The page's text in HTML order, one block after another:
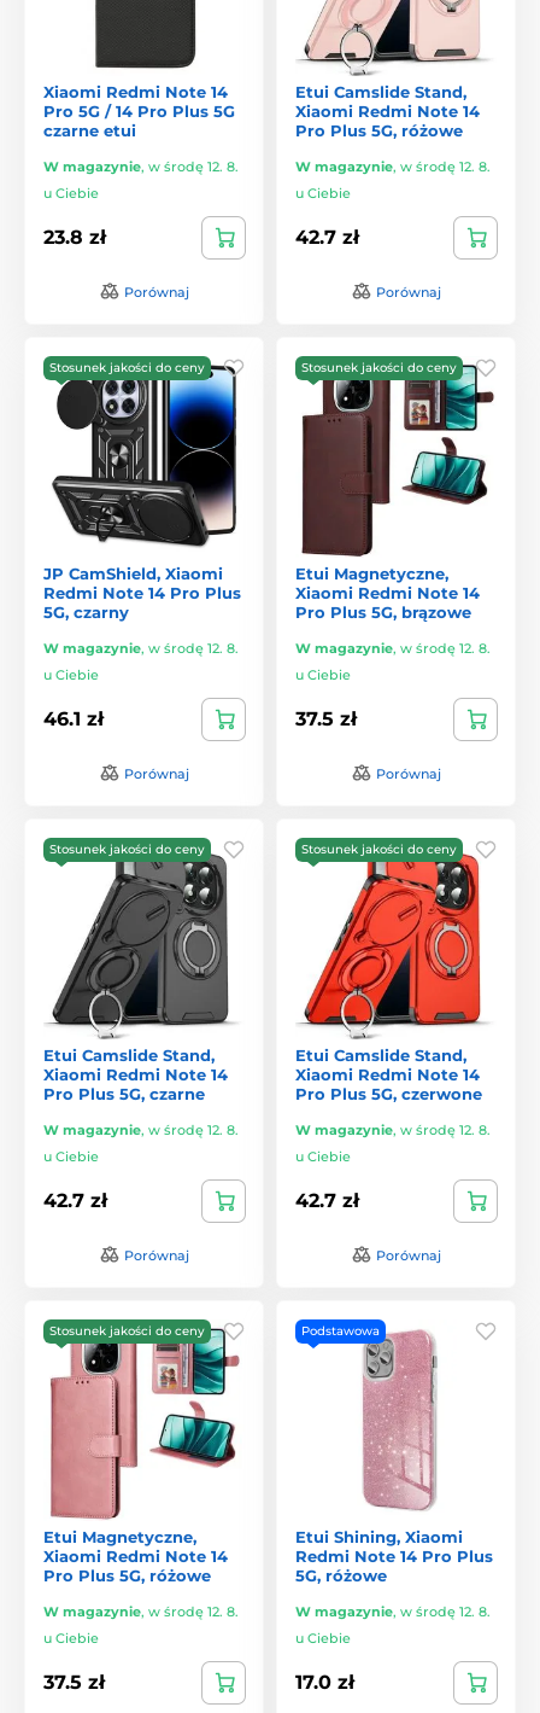
Xiaomi Redmi Note 14
Pro 5G / 14 Pro Plus 5G
czarne etui
W magazynie, w środę 12. 8.
u Ciebie
23.8 zł
Porównaj
Etui Camslide Stand,
Xiaomi Redmi Note 14
Pro Plus 5G, różowe
W magazynie, w środę 12. 8.
u Ciebie
42.7 zł
Porównaj
Stosunek jakości do ceny
JP CamShield, Xiaomi
Redmi Note 14 Pro Plus
5G, czarny
W magazynie, w środę 12. 8.
u Ciebie
46.1 zł
Porównaj
Stosunek jakości do ceny
Etui Magnetyczne,
Xiaomi Redmi Note 14
Pro Plus 5G, brązowe
W magazynie, w środę 12. 8.
u Ciebie
37.5 zł
Porównaj
Stosunek jakości do ceny
Etui Camslide Stand,
Xiaomi Redmi Note 14
Pro Plus 5G, czarne
W magazynie, w środę 12. 8.
u Ciebie
42.7 zł
Porównaj
Stosunek jakości do ceny
Etui Camslide Stand,
Xiaomi Redmi Note 14
Pro Plus 5G, czerwone
W magazynie, w środę 12. 8.
u Ciebie
42.7 zł
Porównaj
Stosunek jakości do ceny
Etui Magnetyczne,
Xiaomi Redmi Note 14
Pro Plus 5G, różowe
W magazynie, w środę 12. 8.
u Ciebie
37.5 zł
Podstawowa
Etui Shining, Xiaomi
Redmi Note 14 Pro Plus
5G, różowe
W magazynie, w środę 12. 8.
u Ciebie
17.0 zł